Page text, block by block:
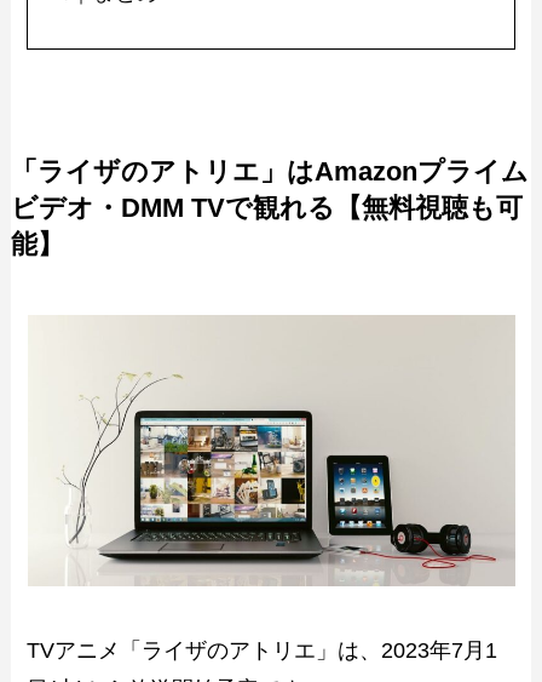
「ライザのアトリエ」はAmazonプライム
ビデオ・DMM TVで観れる【無料視聴も可
能】
TVアニメ「ライザのアトリエ」は、2023年7月1